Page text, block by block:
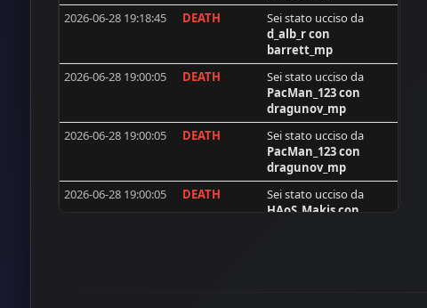
nemox
dobarkolebac
Mars67reg
Simo00
cptStanko
2026-06-28 19:18:45
DEATH
Sei stato ucciso da
d_alb_rcon
barrett_mp
2026-06-28 19:00:05
DEATH
Sei stato ucciso da
PacMan_123con
dragunov_mp
2026-06-28 19:00:05
DEATH
Sei stato ucciso da
PacMan_123con
dragunov_mp
2026-06-28 19:00:05
DEATH
Sei stato ucciso da
HAoS_Makiscon